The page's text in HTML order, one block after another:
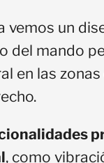
vemos un
del mando
en las
, como